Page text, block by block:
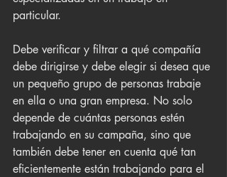
particular.
Debe verificar y filtrar a qué compañía
debe dirigirse y debe elegir si desea que
un pequeño grupo de personas trabaje
en ella o una gran empresa. No solo
depende de cuántas personas estén
trabajando en su campaña, sino que
también debe tener en cuenta qué tan
eficientemente están trabajando para el